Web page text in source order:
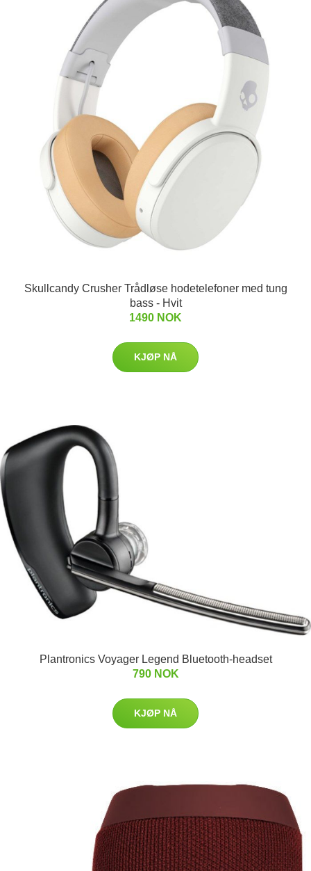
Skullcandy Crusher Trådløse hodetelefoner med tung
bass - Hvit
1490 NOK
KJØP NÅ
Plantronics Voyager Legend Bluetooth-headset
790 NOK
KJØP NÅ